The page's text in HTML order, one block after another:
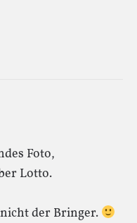
Foto,
Lotto.
der Bringer.